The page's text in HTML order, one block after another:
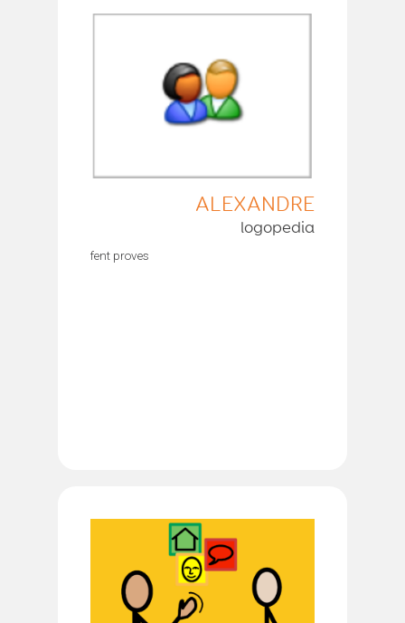
ALEXANDRE
logopedia
fent proves